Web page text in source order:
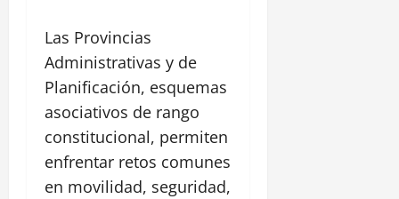
Las Provincias
Administrativas y de
Planificación, esquemas
asociativos de rango
constitucional, permiten
enfrentar retos comunes
en movilidad, seguridad,